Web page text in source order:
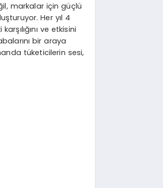
markalar için güçlü
Her yıl 4
ve etkisini
bir araya
tüketicilerin sesi,